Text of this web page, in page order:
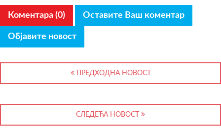
Коментара (0) Оставите Ваш коментар
Објавите новост
ПРЕДХОДНА НОВОСТ
СЛЕДЕЋА НОВОСТ